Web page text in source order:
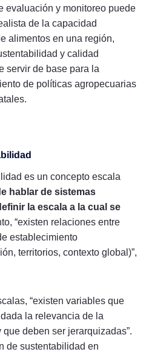
evaluación y monitoreo puede
de la capacidad
alimentos en una región,
y calidad
servir de base para la
de políticas agropecuarias
es un concepto escala
hablar de sistemas
la escala a la cual se
“existen relaciones entre
establecimiento
territorios, contexto global)”,
“existen variables que
la relevancia de la
deben ser jerarquizadas”.
de sustentabilidad en